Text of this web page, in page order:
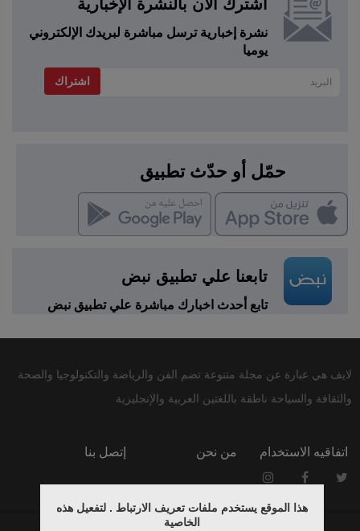
اشترك الآن بالنشرة الإخبارية
نشرة إخبارية ترسل مباشرة لبريدك الإلكتروني
يوميا
اشتراك
حمّل أو حدّث تطبيق
تابعنا علي تطبيق نبض
تابع أحدث اخبارك مباشرة علي تطبيق نبض
هذا الموقع يستخدم ملفات تعريف الارتباط . لتفعيل هذه
الخاصية
لايف هي عبارة عن مجلة متنوعة تضم الفن والرياضة والتكنولوجيا والصحة
والثقافة والسياحة ناطقة باللغتين العربية والإنجليزية
اتفاقيه الاستخدام من نحن إتصل بنا